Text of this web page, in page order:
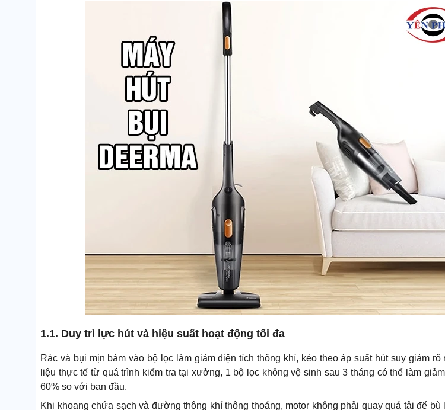
1.1. Duy trì lực hút và hiệu suất hoạt động tối đa
Rác và bụi mịn bám vào bộ lọc làm giảm diện tích thông khí, kéo theo áp suất hút suy giảm rõ
liệu thực tế từ quá trình kiểm tra tại xưởng, 1 bộ lọc không vệ sinh sau 3 tháng có thể làm
60% so với ban đầu.
Khi khoang chứa sạch và đường thông khí thông thoáng, motor không phải quay quá tải để